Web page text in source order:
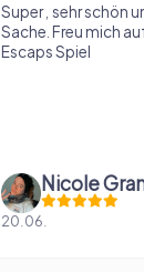
Super , sehr schön
Sache. Freu mich
Escaps Spiel
Nicole
20.06.